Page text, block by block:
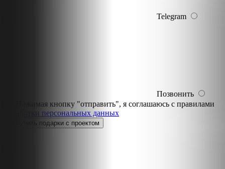
Telegram
Позвонить
Нажимая кнопку "отправить", я соглашаюсь с правилами
обработки персональных данных